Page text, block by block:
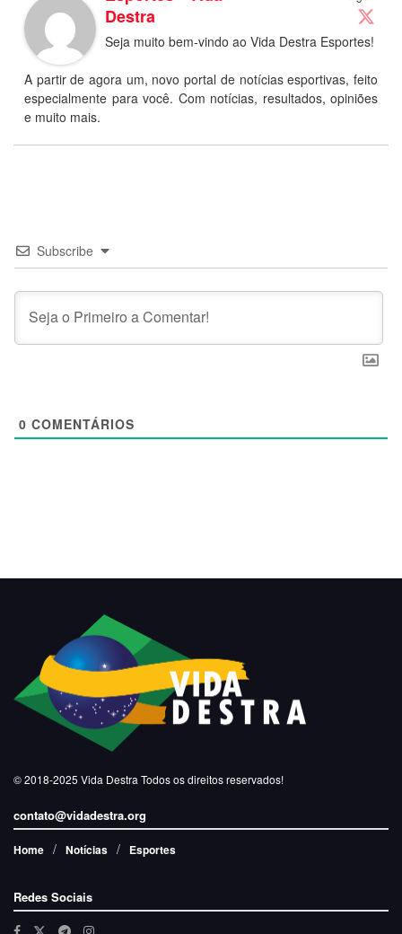
Destra
Seja muito bem-vindo ao Vida Destra Esportes!
A partir de agora um, novo portal de notícias esportivas, feito
especialmente para você. Com notícias, resultados, opiniões
e muito mais.
Subscribe
0 COMENTÁRIOS
© 2018-2025 Vida Destra Todos os direitos reservados!
contato@vidadestra.org
Home Notícias Esportes
Redes Sociais